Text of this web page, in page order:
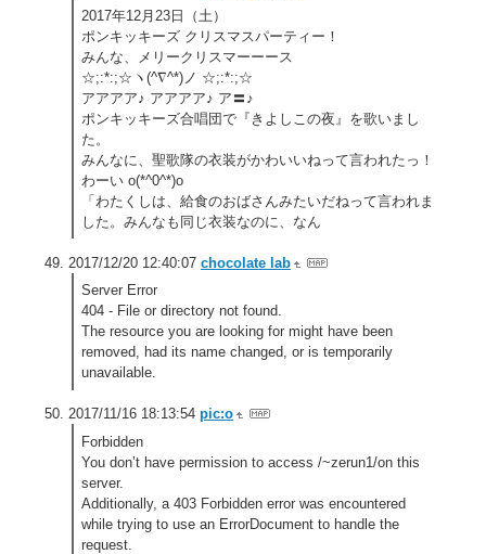
2017年12月23日（土）
ポンキッキーズ クリスマスパーティー！
みんな、メリークリスマーーース
☆;:*:;☆ヽ(^∇^*)ノ ☆;:*:;☆
アアアア♪ アアアア♪ ア〓♪
ポンキッキーズ合唱団で『きよしこの夜』を歌いまし
た。
みんなに、聖歌隊の衣装がかわいいねって言われたっ！
わーい o(*^0^*)o
「わたくしは、給食のおばさんみたいだねって言われま
した。みんなも同じ衣装なのに、なん
2017/12/20 12:40:07 chocolate lab
Server Error
404 - File or directory not found.
The resource you are looking for might have been
removed, had its name changed, or is temporarily
unavailable.
2017/11/16 18:13:54 pic:o
Forbidden
You don’t have permission to access /~zerun1/on this
server.
Additionally, a 403 Forbidden error was encountered
while trying to use an ErrorDocument to handle the
request.